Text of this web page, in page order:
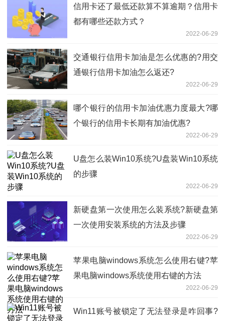
信用卡还了最低还款算不算逾期？信用卡
都有哪些还款方式？
2022-06-29
交通银行信用卡加油是怎么优惠的?用交
通银行信用卡加油怎么返还?
2022-06-29
哪个银行的信用卡加油优惠力度最大?哪
个银行的信用卡长期有加油优惠?
2022-06-29
U盘怎么装Win10系统?U盘装Win10系统
的步骤
2022-06-29
新硬盘第一次使用怎么装系统?新硬盘第
一次使用安装系统的方法及步骤
2022-06-29
苹果电脑windows系统怎么使用右键?苹
果电脑windows系统使用右键的方法
2022-06-29
Win11账号被锁定了无法登录是咋回事?